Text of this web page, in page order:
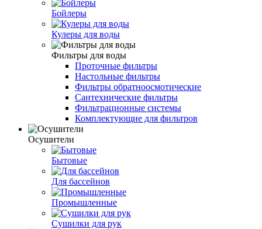
Бойлеры
Кулеры для воды
Фильтры для воды
Проточные фильтры
Настольные фильтры
Фильтры обратноосмотические
Сантехнические фильтры
Фильтрационные системы
Комплектующие для фильтров
Осушители
Бытовые
Для бассейнов
Промышленные
Сушилки для рук